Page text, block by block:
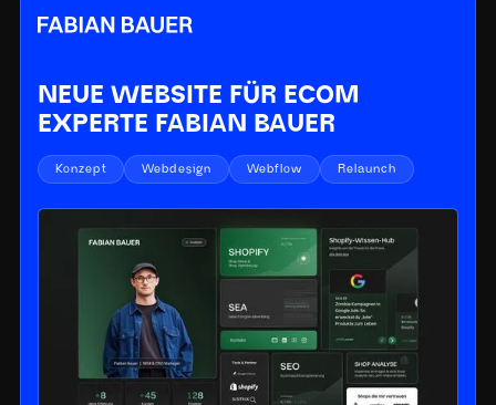
NEUE WEBSITE FÜR ECOM
EXPERTE FABIAN BAUER
Konzept Webdesign Webflow Relaunch